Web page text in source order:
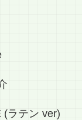
(ラテン ver)